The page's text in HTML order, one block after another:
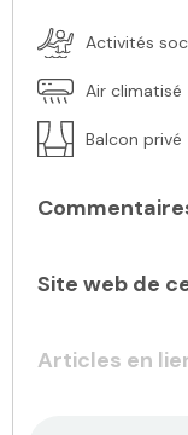
Activités
Air climatisé
Balcon privé
Site web de
Articles en